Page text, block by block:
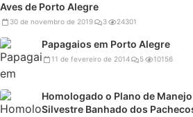
Aves de Porto Alegre
30 de novembro de 2019 3 24301
Papagaios em Porto Alegre
11 de fevereiro de 2014 5 10156
Homologado o Plano de
Silvestre Banhado dos